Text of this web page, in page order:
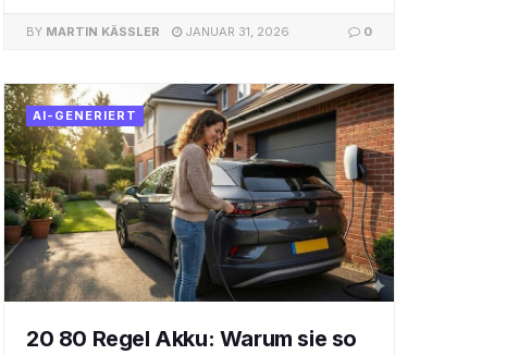
BY MARTIN KÄSSLER JANUAR 31, 2026 0
AI-GENERIERT
20 80 Regel Akku: Warum sie so